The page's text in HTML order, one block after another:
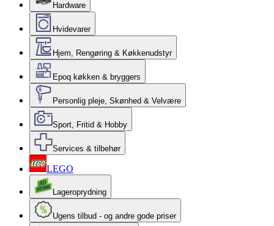
Hardware
Hvidevarer
Hjem, Rengøring & Køkkenudstyr
Epoq køkken & bryggers
Personlig pleje, Skønhed & Velvære
Sport, Fritid & Hobby
Services & tilbehør
LEGO
Lageroprydning
Ugens tilbud - og andre gode priser